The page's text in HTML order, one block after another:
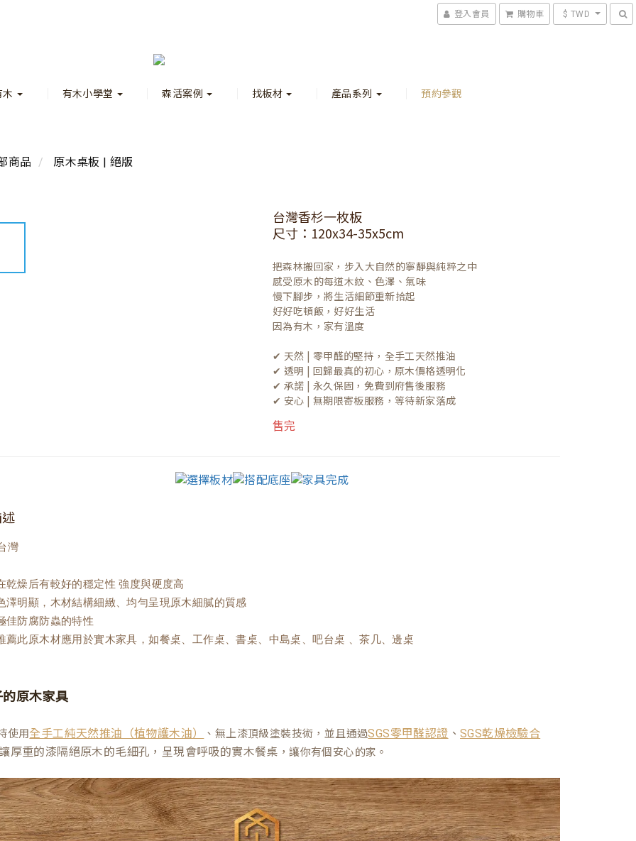
登入會員 購物車 $ TWD
木 有木小學堂 森活案例 找板材 產品系列 預約參觀
商品 原木桌板 | 絕版
台灣香杉一枚板
尺寸：120x34-35x5cm
把森林搬回家，步入大自然的寧靜與純粹之中
感受原木的每道木紋、色澤、氣味
慢下腳步，將生活細節重新拾起
好好吃頓飯，好好生活
因為有木，家有溫度
✔ 天然 | 零甲醛的堅持，全手工天然推油
✔ 透明 | 回歸最真的初心，原木價格透明化
✔ 承諾 | 永久保固，免費到府售後服務
✔ 安心 | 無期限寄板服務，等待新家落成
售完
灣
乾燥后有較好的穩定性 強度與硬度高
澤明顯，木材結構細緻、均勻呈現原木細膩的質感
佳防腐防蟲的特性
薦此原木材應用於實木家具，如餐桌、工作桌、書桌、中島桌、吧台桌 、茶几、邊桌
原木家具
使用全手工純天然推油（植物護木油） 、無上漆頂級塗裝技術，並且通過SGS零甲醛認證 、SGS乾燥檢驗合
厚重的漆隔絕原木的毛細孔，呈現會呼吸的實木餐桌 ，讓你有個安心的家。